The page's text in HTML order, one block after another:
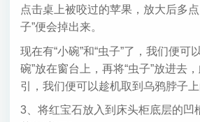
点击桌上被咬过的苹果，放大后多
子”便会掉出来。
现在有“小碗”和“虫子”了，我们便可
碗”放在窗台上，再将“虫子”放进去
引，我们便可以趁机取到乌鸦脖子上
3、将红宝石放入到床头柜底层的凹